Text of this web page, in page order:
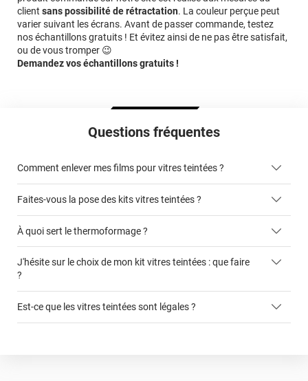
client sans possibilité de rétractation. La couleur perçue peut
varier suivant les écrans. Avant de passer commande, testez
nos échantillons gratuits ! Et évitez ainsi de ne pas être satisfait,
ou de vous tromper 😉
Demandez vos échantillons gratuits !
Questions fréquentes
Comment enlever mes films pour vitres teintées ?
ici
Faites-vous la pose des kits vitres teintées ?
kits vitres teintées
À quoi sert le thermoformage ?
faciliter la pose du film sur la vitre
J'hésite sur le choix de mon kit vitres teintées : que faire
?
Est-ce que les vitres teintées sont légales ?